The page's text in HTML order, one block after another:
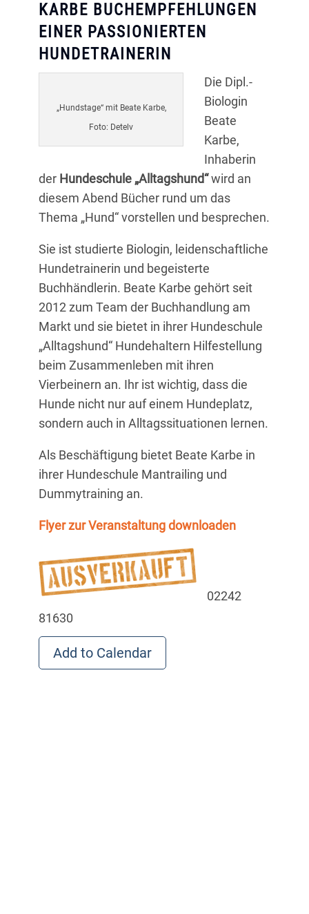
KARBE BUCHEMPFEHLUNGEN
EINER PASSIONIERTEN
HUNDETRAINERIN
„Hundstage“ mit Beate Karbe,
Foto: Detelv
Die Dipl.-
Biologin
Beate
Karbe,
Inhaberin
der Hundeschule „Alltagshund“wird an
diesem Abend Bücher rund um das
Thema „Hund“ vorstellen und besprechen.
Sie ist studierte Biologin, leidenschaftliche
Hundetrainerin und begeisterte
Buchhändlerin. Beate Karbe gehört seit
2012 zum Team der Buchhandlung am
Markt und sie bietet in ihrer Hundeschule
„Alltagshund“ Hundehaltern Hilfestellung
beim Zusammenleben mit ihren
Vierbeinern an. Ihr ist wichtig, dass die
Hunde nicht nur auf einem Hundeplatz,
sondern auch in Alltagssituationen lernen.
Als Beschäftigung bietet Beate Karbe in
ihrer Hundeschule Mantrailing und
Dummytraining an.
Flyer zur Veranstaltung downloaden
02242
81630
Add to Calendar